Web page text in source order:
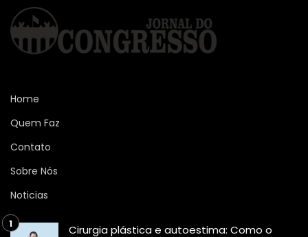
Home
Quem Faz
Contato
Sobre Nós
Noticias
Cirurgia plástica e autoestima: Como o